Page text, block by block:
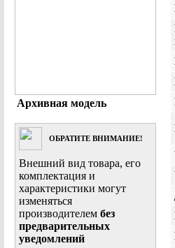
Архивная модель
ОБРАТИТЕ ВНИМАНИЕ!
Внешний вид товара, его
комплектация и
характеристики могут
изменяться
производителем без
предварительных
уведомлений